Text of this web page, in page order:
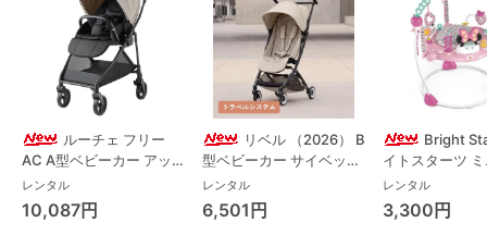
ルーチェ フリー
AC A型ベビーカー アッ
プリカ(Aprica) A型ベビ
ーカー アップリカ
(Aprica)
レンタル
10,087円
リベル （2026） B
型ベビーカー サイベック
ス(cybex)
レンタル
6,501円
Bright
イトスターツ
ス フォーエバ
レンド ジャン
パルー キッズ
レンタル
3,300円